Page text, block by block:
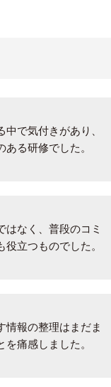
で気付きがあり、
ある研修でした。
はなく、普段のコミ
役立つものでした。
情報の整理はまだま
を痛感しました。